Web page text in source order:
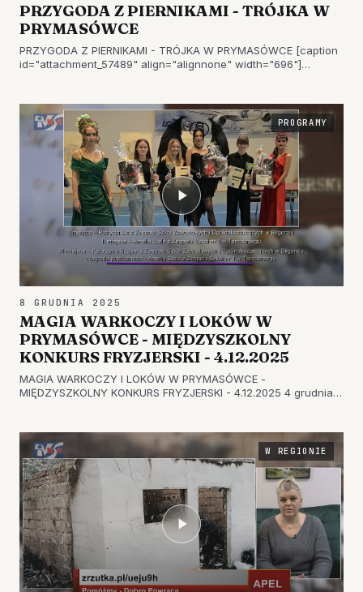
PRZYGODA Z PIERNIKAMI - TRÓJKA W
PRYMASÓWCE
PRZYGODA Z PIERNIKAMI - TRÓJKA W PRYMASÓWCE [caption
id="attachment_57489" align="alignnone" width="696"]
PRZYGODA Z PIERNIKAMI (3)[/caption]…
PROGRAMY
8 GRUDNIA 2025
MAGIA WARKOCZY I LOKÓW W
PRYMASÓWCE - MIĘDZYSZKOLNY
KONKURS FRYZJERSKI - 4.12.2025
MAGIA WARKOCZY I LOKÓW W PRYMASÓWCE -
MIĘDZYSZKOLNY KONKURS FRYZJERSKI - 4.12.2025 4 grudnia
Miasta Tarnobrzega Łukasza Nowaka. H…
W REGIONIE